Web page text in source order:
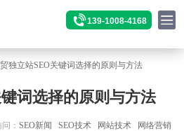
139-1008-4168
独立站SEO关键词选择的原则与方法
词选择的原则与方法
问：SEO新闻 SEO技术 网站技术 网络营销